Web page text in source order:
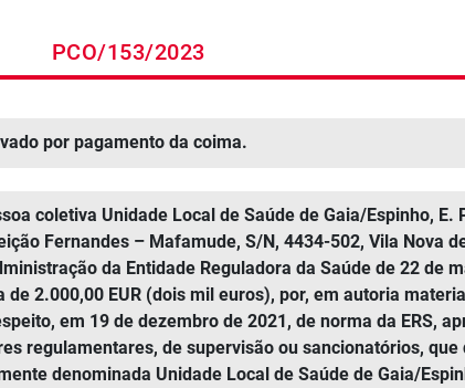
PCO/153/2023
por pagamento da coima.
coletiva Unidade Local de Saúde de Gaia/Espinho, E.
Fernandes – Mafamude, S/N, 4434-502, Vila Nova
da Entidade Reguladora da Saúde de 22 de
de 2.000,00 EUR (dois mil euros), por, em autoria
em 19 de dezembro de 2021, de norma da ERS,
regulamentares, de supervisão ou sancionatórios,
denominada Unidade Local de Saúde de Gaia/